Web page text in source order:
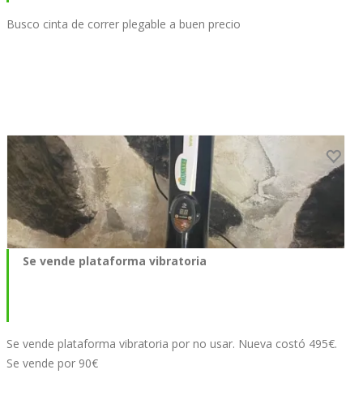
Busco cinta de correr plegable a buen precio
Se vende plataforma vibratoria
Se vende plataforma vibratoria por no usar. Nueva costó 495€.
Se vende por 90€